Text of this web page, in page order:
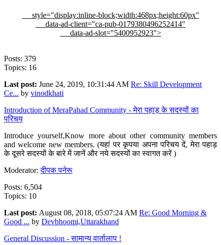
style="display:inline-block;width:468px;height:60px"
data-ad-client="ca-pub-0179380496252414"
data-ad-slot="5400952923">
Posts: 379
Topics: 16
Last post: June 24, 2019, 10:31:44 AM Re: Skill Development
Ce... by vinodkhati
Introduction of MeraPahad Community - मेरा पहाड़ के सदस्यों का
परिचय
Introduce yourself,Know more about other community members
and welcome new members. (यहां पर कृपया अपना परिचय दें, मेरा पहाड़
के दूसरे सदस्यों के बारे में जानें और नये सदस्यों का स्वागत करें )
Moderator:दीपक पनेरू
Posts: 6,504
Topics: 10
Last post: August 08, 2018, 05:07:24 AM Re: Good Morning &
Good ... by Devbhoomi,Uttarakhand
General Discussion - सामान्य वार्तालाप !